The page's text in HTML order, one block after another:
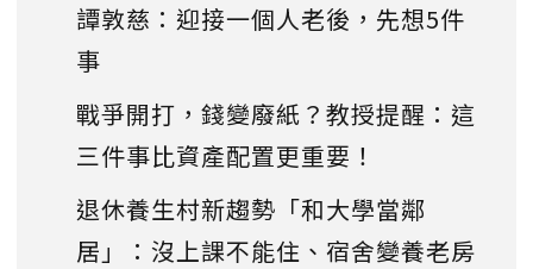
譚敦慈：迎接一個人老後，先想5件
事
戰爭開打，錢變廢紙？教授提醒：這
三件事比資產配置更重要！
退休養生村新趨勢「和大學當鄰
居」：沒上課不能住、宿舍變養老房